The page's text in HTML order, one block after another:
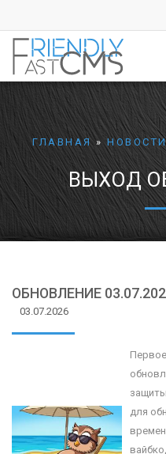
ГЛАВНАЯ »
ВЫХОД
ОБНОВЛЕНИЕ
03.07.2026
для